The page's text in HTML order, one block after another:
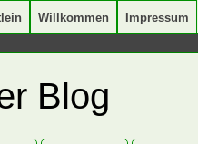
Willkommen Impressum
Blog